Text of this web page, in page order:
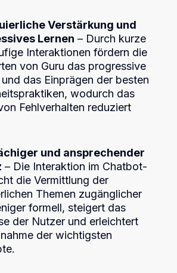
Verstärkung und
Lernen – Durch kurze
Interaktionen fördern die
von Guru das progressive
und das Einprägen der besten
wodurch das
Fehlverhalten reduziert
und ansprechender
– Die Interaktion im Chatbot-
die Vermittlung der
Themen zugänglicher
formell, steigert das
der Nutzer und erleichtert
der wichtigsten